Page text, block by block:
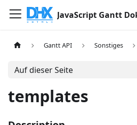
JavaScript Gantt
Gantt API Sonstiges
Auf dieser Seite
templates